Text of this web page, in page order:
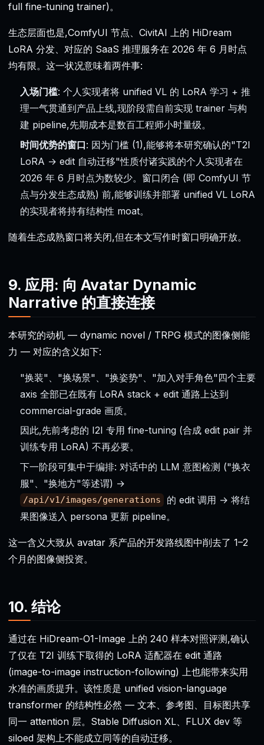
full fine-tuning trainer)。
生态层面也是,ComfyUI 节点、CivitAI 上的 HiDream
LoRA 分发、对应的 SaaS 推理服务在 2026 年 6 月时点
均有限。这一状况意味着两件事:
入场门槛: 个人实现者将 unified VL 的 LoRA 学习 + 推
理一气贯通到产品上线,现阶段需自前实现 trainer 与构
建 pipeline,先期成本是数百工程师小时量级。
时间优势的窗口: 因为门槛 (1),能够将本研究确认的"T2I
LoRA → edit 自动迁移"性质付诸实践的个人实现者在
2026 年 6 月时点为数较少。窗口闭合 (即 ComfyUI 节
点与分发生态成熟) 前,能够训练并部署 unified VL LoRA
的实现者将持有结构性 moat。
随着生态成熟窗口将关闭,但在本文写作时窗口明确开放。
9. 应用: 向 Avatar Dynamic
Narrative 的直接连接
本研究的动机 — dynamic novel / TRPG 模式的图像侧能
力 — 对应的含义如下:
"换装"、"换场景"、"换姿势"、"加入对手角色"四个主要
axis 全部已在既有 LoRA stack + edit 通路上达到
commercial-grade 画质。
因此,先前考虑的 I2I 专用 fine-tuning (合成 edit pair 并
训练专用 LoRA) 不再必要。
下一阶段可集中于编排: 对话中的 LLM 意图检测 ("换衣
服"、"换地方"等述谓) →
/api/v1/images/generations
的 edit 调用 → 将结
果图像送入 persona 更新 pipeline。
这一含义大致从 avatar 系产品的开发路线图中削去了 1–2
个月的图像侧投资。
10. 结论
通过在 HiDream-O1-Image 上的 240 样本对照评测,确认
了仅在 T2I 训练下取得的 LoRA 适配器在 edit 通路
(image-to-image instruction-following) 上也能带来实用
水准的画质提升。该性质是 unified vision-language
transformer 的结构性必然 — 文本、参考图、目标图共享
同一 attention 层。Stable Diffusion XL、FLUX dev 等
siloed 架构上不能成立同等的自动迁移。